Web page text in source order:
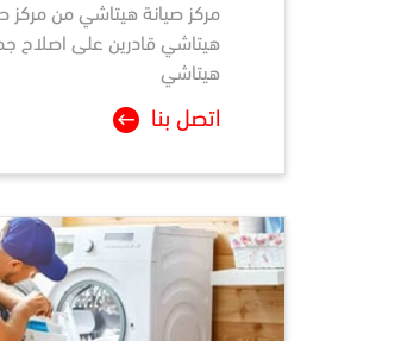
مركز صيانة هيتاشي من مركز
هيتاشي قادرين على اصلاح
هيتاشي
اتصل بنا